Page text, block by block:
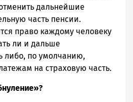
дальнейшие
часть пенсии.
право каждому человеку
ли и дальше
либо, по умолчанию,
на страховую часть.